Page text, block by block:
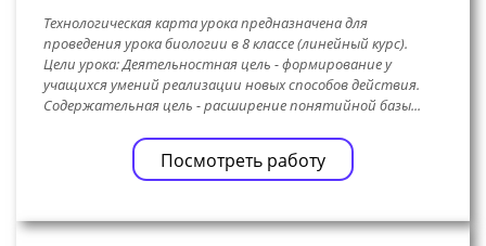
Технологическая карта урока предназначена для
проведения урока биологии в 8 классе (линейный курс).
Цели урока: Деятельностная цель - формирование у
учащихся умений реализации новых способов действия.
Содержательная цель - расширение понятийной базы...
Посмотреть работу